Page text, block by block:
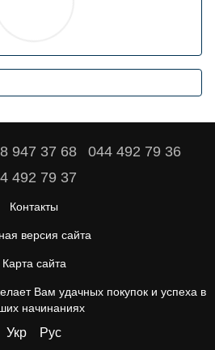
947 37 68
044 492 79 36
492 79 37
Контакты
версия сайта
Карта сайта
Вам удачных покупок и успеха в
начинаниях
Укр Рус